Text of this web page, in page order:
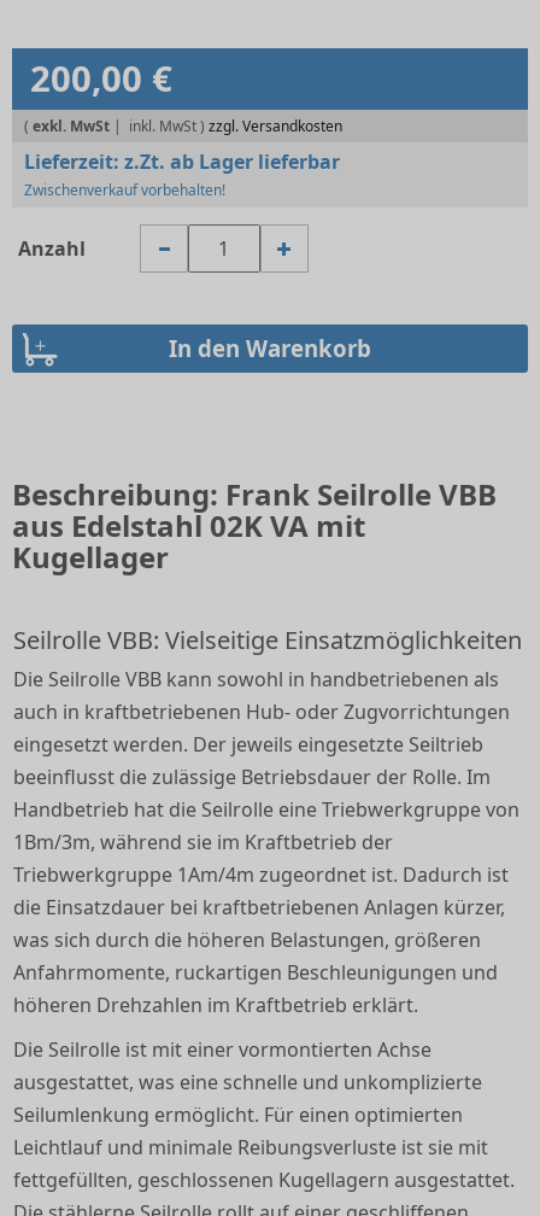
200,00 €
( exkl. MwSt | zzgl. Versandkosten
Lieferzeit: z.Zt. ab Lager lieferbar
Zwischenverkauf vorbehalten!
Anzahl
Beschreibung: Frank Seilrolle VBB
aus Edelstahl 02K VA mit
Kugellager
Seilrolle VBB: Vielseitige Einsatzmöglichkeiten
Die Seilrolle VBB kann sowohl in handbetriebenen als
auch in kraftbetriebenen Hub- oder Zugvorrichtungen
eingesetzt werden. Der jeweils eingesetzte Seiltrieb
beeinflusst die zulässige Betriebsdauer der Rolle. Im
Handbetrieb hat die Seilrolle eine Triebwerkgruppe von
1Bm/3m, während sie im Kraftbetrieb der
Triebwerkgruppe 1Am/4m zugeordnet ist. Dadurch ist
die Einsatzdauer bei kraftbetriebenen Anlagen kürzer,
was sich durch die höheren Belastungen, größeren
Anfahrmomente, ruckartigen Beschleunigungen und
höheren Drehzahlen im Kraftbetrieb erklärt.
Die Seilrolle ist mit einer vormontierten Achse
ausgestattet, was eine schnelle und unkomplizierte
Seilumlenkung ermöglicht. Für einen optimierten
Leichtlauf und minimale Reibungsverluste ist sie mit
fettgefüllten, geschlossenen Kugellagern ausgestattet.